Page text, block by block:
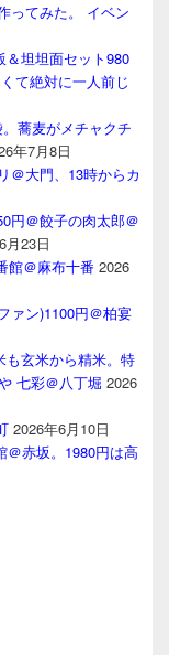
ってみた。 イベン
＆坦坦面セット980
て絶対に一人前じ
蕎麦がメチャクチ
年7月8日
＠大門、13時からカ
円＠餃子の肉太郎＠
月23日
館＠麻布十番 2026
ァン)1100円＠柏宴
も玄米から精米。特
七彩＠八丁堀 2026
2026年6月10日
＠赤坂。1980円は高